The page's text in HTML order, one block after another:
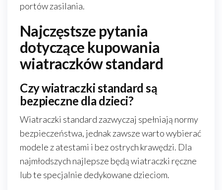
portów zasilania.
Najczęstsze pytania
dotyczące kupowania
wiatraczków standard
Czy wiatraczki standard są
bezpieczne dla dzieci?
Wiatraczki standard zazwyczaj spełniają normy
bezpieczeństwa, jednak zawsze warto wybierać
modele z atestami i bez ostrych krawędzi. Dla
najmłodszych najlepsze będą wiatraczki ręczne
lub te specjalnie dedykowane dzieciom.